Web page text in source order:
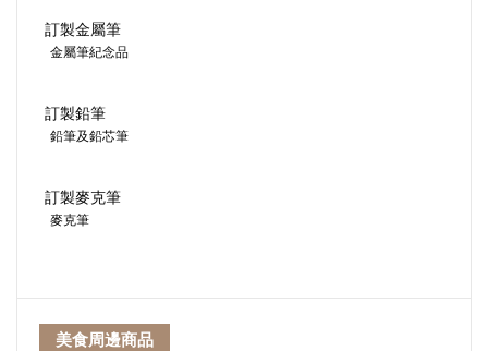
訂製金屬筆
金屬筆紀念品
訂製鉛筆
鉛筆及鉛芯筆
訂製麥克筆
麥克筆
美食周邊商品